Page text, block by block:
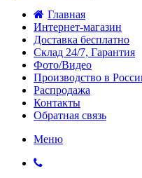
Главная
Интернет-магазин
Доставка бесплатно
Склад 24/7, Гарантия
Фото/Видео
Производство в
Распродажа
Контакты
Обратная связь
Меню